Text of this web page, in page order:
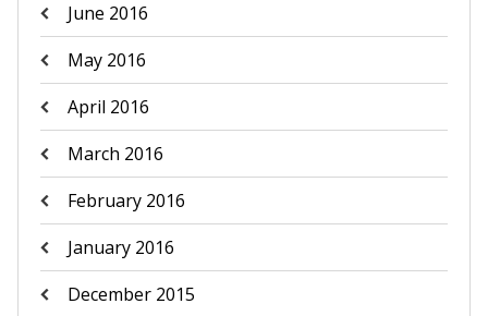
June 2016
May 2016
April 2016
March 2016
February 2016
January 2016
December 2015